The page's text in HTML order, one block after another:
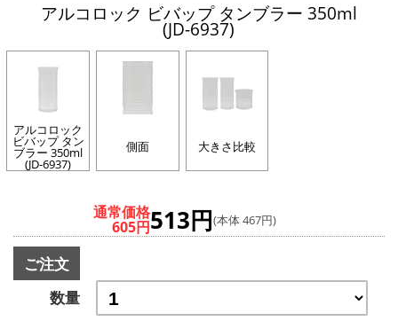
アルコロック ビバップ タンブラー 350ml
(JD-6937)
アルコロック
ビバップ タン
ブラー 350ml
(JD-6937)
側面 大きさ比較
通常価格
605円513円(本体 467円)
ご注文
数量